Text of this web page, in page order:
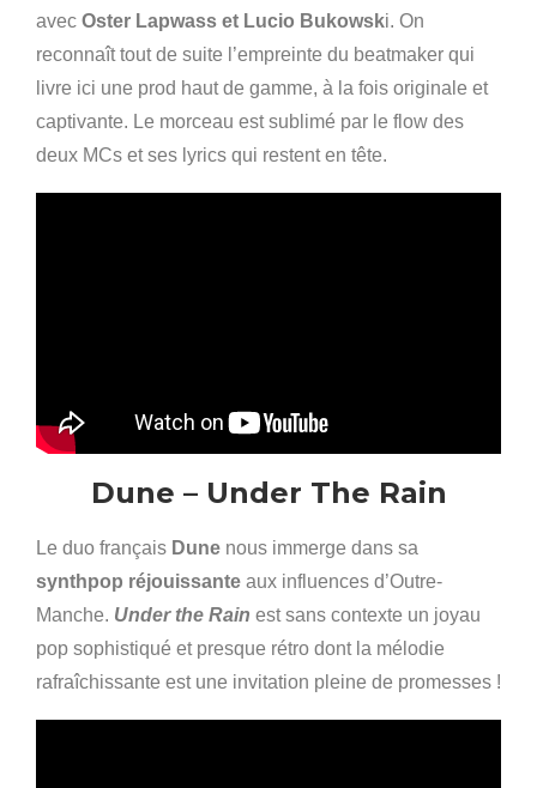
avec Oster Lapwass et Lucio Bukowski. On
reconnaît tout de suite l’empreinte du beatmaker qui
livre ici une prod haut de gamme, à la fois originale et
captivante. Le morceau est sublimé par le flow des
deux MCs et ses lyrics qui restent en tête.
Dune – Under The Rain
Le duo français Dune nous immerge dans sa
synthpop réjouissante aux influences d’Outre-
Manche. Under the Rain est sans contexte un joyau
pop sophistiqué et presque rétro dont la mélodie
rafraîchissante est une invitation pleine de promesses !